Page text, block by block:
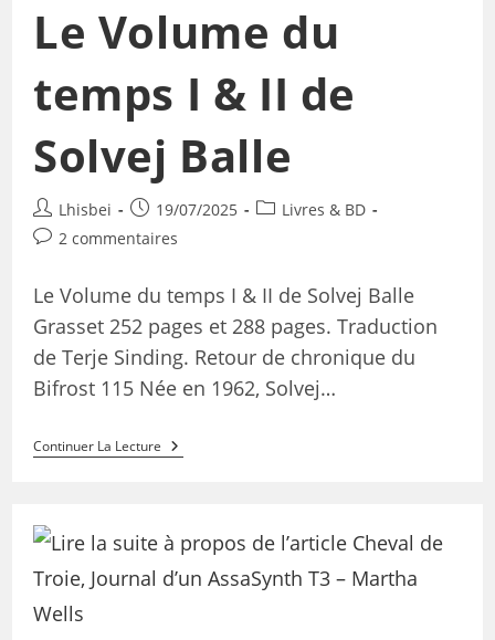
Le Volume du
temps I & II de
Solvej Balle
Lhisbei 19/07/2025
Livres & BD
2 commentaires
Le Volume du temps I & II de Solvej Balle
Grasset 252 pages et 288 pages. Traduction
de Terje Sinding. Retour de chronique du
Bifrost 115 Née en 1962, Solvej…
Continuer La Lecture